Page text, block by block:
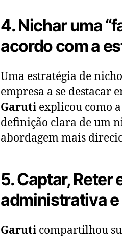
4. Nichar uma
acordo com a
Uma estratégia de
empresa a se destacar
Garuti explicou como
definição clara de um
abordagem mais
5. Captar, Reter
administrativa
Garuti compartilhou